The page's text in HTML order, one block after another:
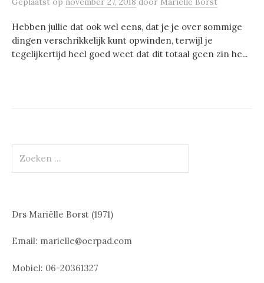
Hebben jullie dat ook wel eens, dat je je over sommige
dingen verschrikkelijk kunt opwinden, terwijl je
tegelijkertijd heel goed weet dat dit totaal geen zin he...
naar:
Drs Mariëlle Borst (1971)
Email: marielle@oerpad.com
Mobiel: 06-20361327